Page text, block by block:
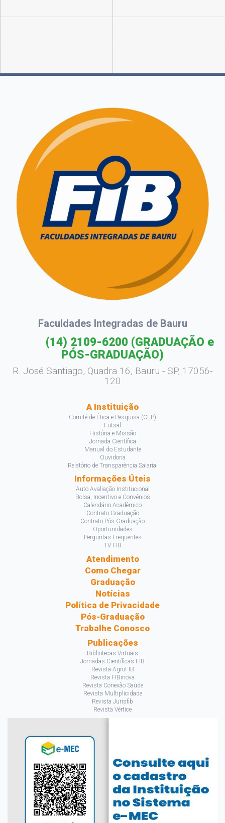
Faculdades Integradas de Bauru
(14) 2109-6200 (GRADUAÇÃO e
PÓS-GRADUAÇÃO)
R. José Santiago, Quadra 16, Bauru - SP, 17056-
120
A Instituição
Comitê de Ética e Pesquisa (CEP)
Futsal
História e Missão
Jornada Científica
Manual do Estudante
Ouvidoria
Relatório de Transparência Salarial
Informações Úteis
Auto Avaliação Institucional
Bolsa, Incentivo e Convênios
Calendário Acadêmico
Contrato Graduação
Contrato Pós Graduação
Oportunidades
Perguntas Frequentes
TV FIB
Atendimento
Como Chegar
Graduação
Notícias
Política de Privacidade
Pós-Graduação
Trabalhe Conosco
Publicações
Bibliotecas Virtuais
Jornadas Científicas FIB
Revista AgroFIB
Revista FIBinova
Revista Conexão Saúde
Revista Multiplicidade
Revista Jurisfib
Revista Vértice